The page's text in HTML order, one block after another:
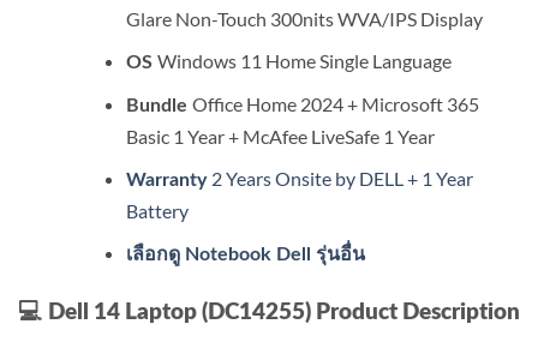
Glare Non-Touch 300nits WVA/IPS Display
OS Windows 11 Home Single Language
Bundle Office Home 2024 + Microsoft 365
Basic 1 Year + McAfee LiveSafe 1 Year
Warranty 2 Years Onsite by DELL + 1 Year
Battery
เลือกดู Notebook Dell รุ่นอื่น
💻 Dell 14 Laptop (DC14255) Product Description